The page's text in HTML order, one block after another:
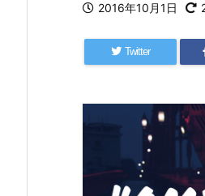
2016年10月1日
Twitter